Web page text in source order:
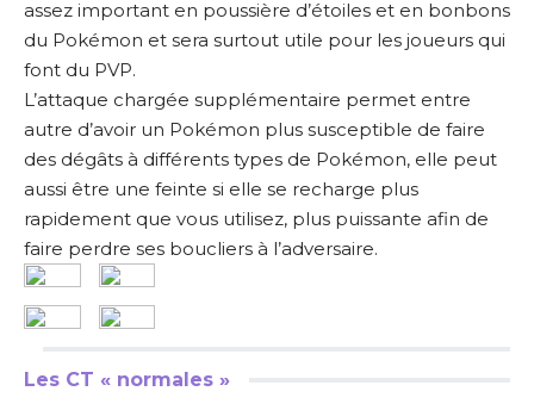
assez important en poussière d’étoiles et en bonbons
du Pokémon et sera surtout utile pour les joueurs qui
font du PVP.
L’attaque chargée supplémentaire permet entre
autre d’avoir un Pokémon plus susceptible de faire
des dégâts à différents types de Pokémon, elle peut
aussi être une feinte si elle se recharge plus
rapidement que vous utilisez, plus puissante afin de
faire perdre ses boucliers à l’adversaire.
Les CT « normales »